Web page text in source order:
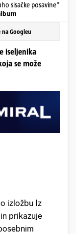
sisačke posavine"
Googleu
iseljenika
se može
izložbu Iz
prikazuje